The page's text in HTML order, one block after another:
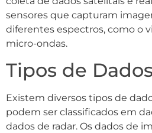
sensores que capturam
diferentes espectros, como o
micro-ondas.
Tipos de
Existem diversos tipos de
podem ser classificados em
dados de radar. Os dados de